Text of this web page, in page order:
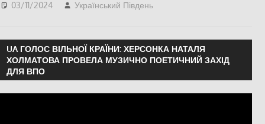
03/11/2024 Український Південь
UA ГОЛОС ВІЛЬНОЇ КРАЇНИ: ХЕРСОНКА НАТАЛЯ
ХОЛМАТОВА ПРОВЕЛА МУЗИЧНО ПОЕТИЧНИЙ ЗАХІД
ДЛЯ ВПО